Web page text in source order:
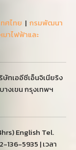
ศไทย | กรมพัฒนา
มาไฟฟ้าและ
ทเออีซีเอ็นจิเนียริง
งเขน กรุงเทพฯ
English Tel.
136-5935 | เวลา